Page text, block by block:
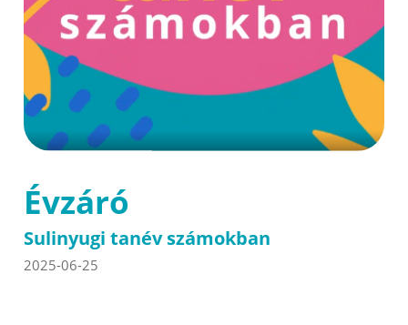
Évzáró
Sulinyugi tanév számokban
2025-06-25